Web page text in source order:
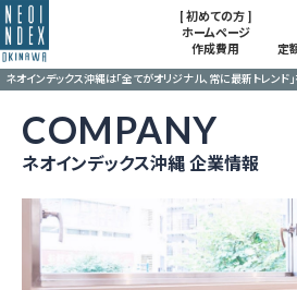
[ 初めての方 ]
ホームページ
作成費用
定
COMPANY
ネオインデックス沖縄 企業情報